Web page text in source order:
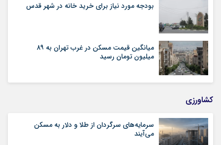
بودجه مورد نیاز برای خرید خانه در شهر قدس
میانگین قیمت مسکن در غرب تهران به ۸۹
میلیون تومان رسید
کشاورزی
سرمایه‌های سرگردان از طلا و دلار به مسکن
می‌آیند